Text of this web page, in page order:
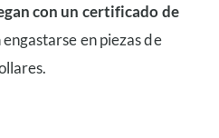
con un certificado de
en piezas de